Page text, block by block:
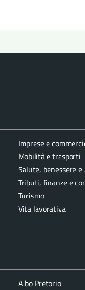
Imprese e
Mobilità e trasporti
Salute, benessere e
Tributi, finanze e
Turismo
Vita lavorativa
Albo Pretorio